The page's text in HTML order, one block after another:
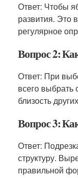
Ответ: Чтобы
развития. Это
регулярное
Вопрос 2:
Ответ: При
всего
близость
Вопрос 3:
Ответ:
структуру.
правильной